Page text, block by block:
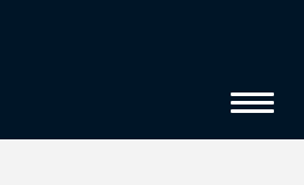
Toggle